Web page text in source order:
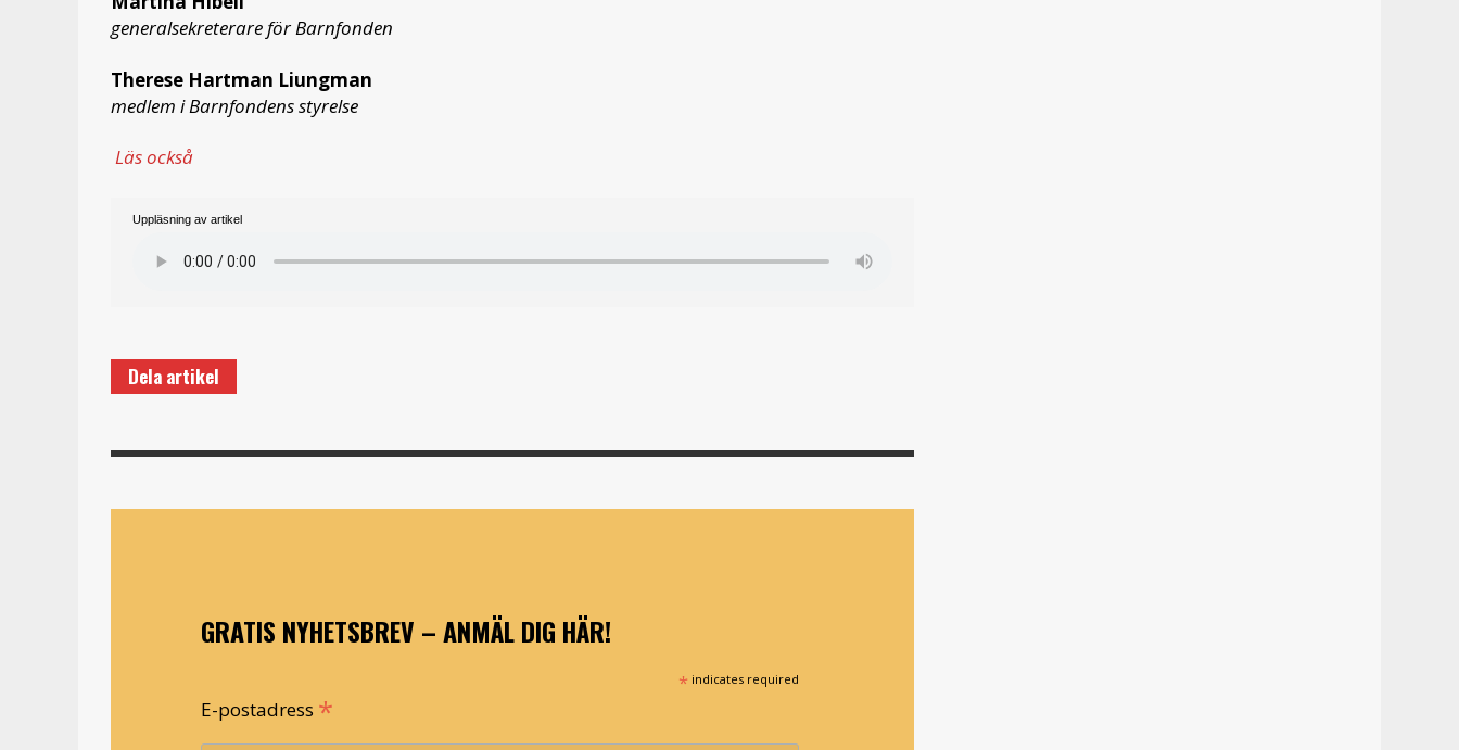
generalsekreterare för Barnfonden
Therese Hartman Liungman
medlem i Barnfondens styrelse
Läs också
Uppläsning av artikel
Dela artikel
GRATIS NYHETSBREV – ANMÄL DIG HÄR!
* indicates required
E-postadress *